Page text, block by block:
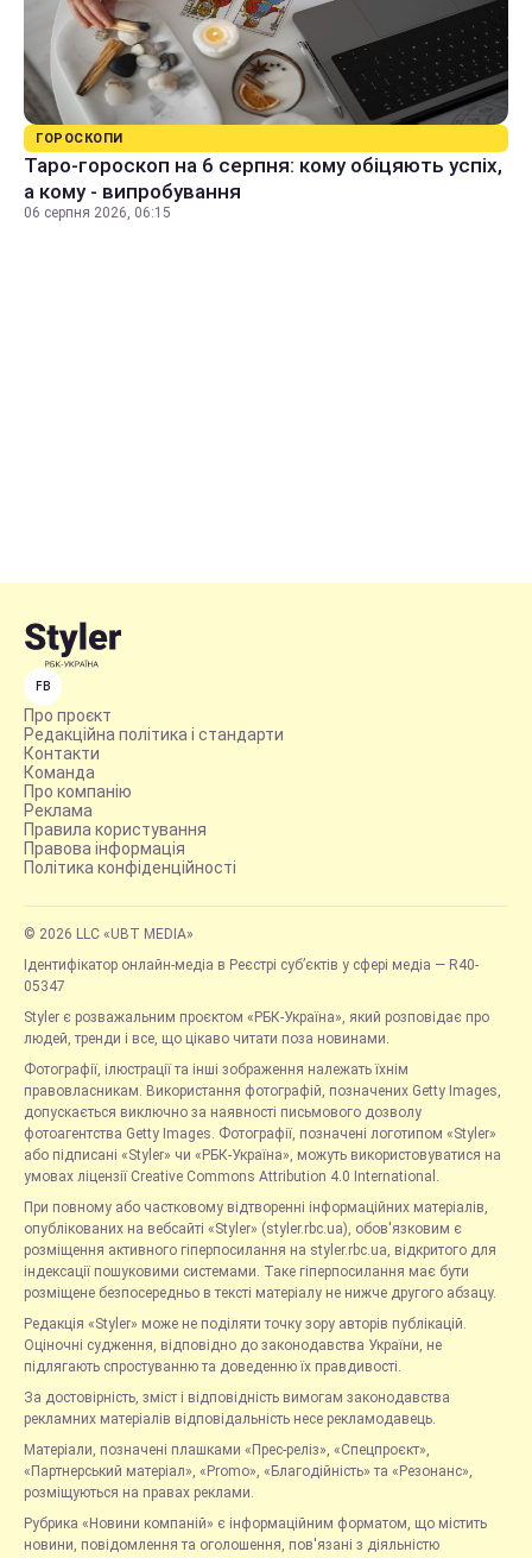
ГОРОСКОПИ
Таро-гороскоп на 6 серпня: кому обіцяють успіх,
а кому - випробування
06 серпня 2026, 06:15
FB
Про проєкт
Редакційна політика і стандарти
Контакти
Команда
Про компанію
Реклама
Правила користування
Правова інформація
Політика конфіденційності
© 2026 LLC «UBT MEDIA»
Ідентифікатор онлайн-медіа в Реєстрі суб’єктів у сфері медіа — R40-
05347
Styler є розважальним проєктом «РБК-Україна», який розповідає про
людей, тренди і все, що цікаво читати поза новинами.
Фотографії, ілюстрації та інші зображення належать їхнім
правовласникам. Використання фотографій, позначених Getty Images,
допускається виключно за наявності письмового дозволу
фотоагентства Getty Images. Фотографії, позначені логотипом «Styler»
або підписані «Styler» чи «РБК-Україна», можуть використовуватися на
умовах ліцензії Creative Commons Attribution 4.0 International.
При повному або частковому відтворенні інформаційних матеріалів,
опублікованих на вебсайті «Styler» (styler.rbc.ua), обов'язковим є
розміщення активного гіперпосилання на styler.rbc.ua, відкритого для
індексації пошуковими системами. Таке гіперпосилання має бути
розміщене безпосередньо в тексті матеріалу не нижче другого абзацу.
Редакція «Styler» може не поділяти точку зору авторів публікацій.
Оціночні судження, відповідно до законодавства України, не
підлягають спростуванню та доведенню їх правдивості.
За достовірність, зміст і відповідність вимогам законодавства
рекламних матеріалів відповідальність несе рекламодавець.
Матеріали, позначені плашками «Прес-реліз», «Спецпроєкт»,
«Партнерський матеріал», «Promo», «Благодійність» та «Резонанс»,
розміщуються на правах реклами.
Рубрика «Новини компаній» є інформаційним форматом, що містить
новини, повідомлення та оголошення, пов'язані з діяльністю